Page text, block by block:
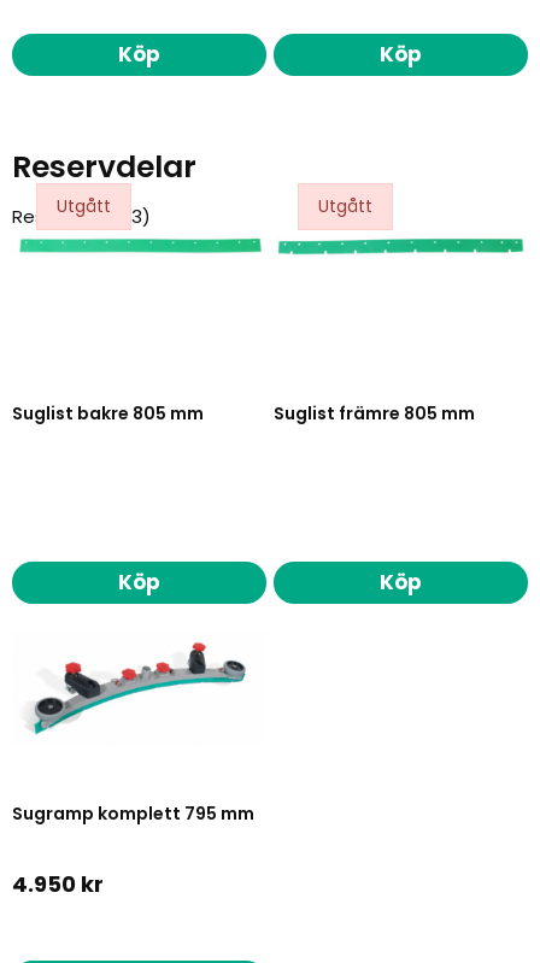
Köp Köp
Reservdelar
Reservdelar (3)
Suglist bakre 805 mm
Köp
Suglist främre 805 mm
Köp
Sugramp komplett 795 mm
4.950 kr